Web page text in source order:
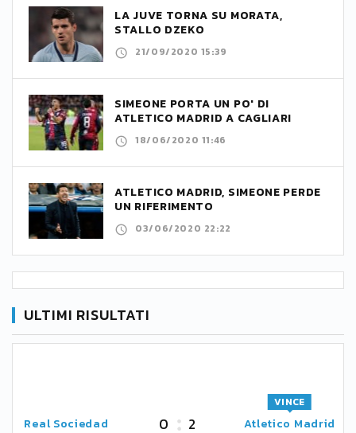
LA JUVE TORNA SU MORATA,
STALLO DZEKO
21/09/2020 15:39
SIMEONE PORTA UN PO' DI
ATLETICO MADRID A CAGLIARI
18/06/2020 11:46
ATLETICO MADRID, SIMEONE PERDE
UN RIFERIMENTO
03/06/2020 22:22
ULTIMI RISULTATI
Real Sociedad 0 2 Atletico Madrid
VINCE